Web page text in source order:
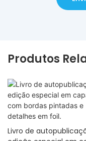
Produtos
Livro de